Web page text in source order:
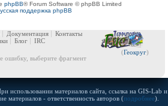
phpBB® Forum Software © phpBB Limited
поддержка phpBB
(Геокруг)
Документация
Контакты
Блог
IRC
ошибку, выберите фрагмент
использовании материалов сайта, ссылка на GIS-Lab и
материалов - ответственность авторов (подробнее).